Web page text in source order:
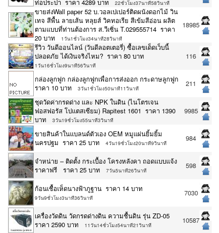
ท่อประปา ราคา 4289 บาท
22ชั่วโมง37นาที58วินาที
ขายส่งWall paper 52 บ.วอลเปเปอร์ติดผนังดอกไม้ วิน
เทจ สีพื้น ลายเส้น หลุยส์ วิคทอเรีย สีเข้มสีอ่อน ผลิต
ตามแบบที่ท่านต้องการ ส.วีเซิ่น T.029555714 ราคา
20 บาท
1วัน1ชั่วโมง34นาที28วินาที
18985
รีวิว วันดีออนไลน์ (วันดีลอตเตอรี่) ซื้อเลขเด็ดเว็บนี้
ปลอดภัย ได้เงินจริงไหม? ราคา 80 บาท
1วัน16ชั่วโมง9นาที56วินาที
116
กล่องลูกฟูก กล่องลูกฟูกเพื่อการส่งออก กระดาษลูกฟูก
ราคา 10 บาท
3วัน1ชั่วโมง50นาที11วินาที
211
ชุดวัดค่ากรดด่าง และ NPK ในดิน (ไนโตรเจน
ฟอสฟอรัส โปแตสเซียม) Rapitest 1601 ราคา 1390
บาท
3วัน19ชั่วโมง55นาที3วินาที
9985
ขายสินค้าในแบลนด์ตัวเอง OEM หมูแผ่นยิ้มยิ้ม
นครปฐม ราคา 25 บาท
4วัน19ชั่วโมง20นาที9วินาที
984
จำหน่าย – ติดตั้ง กระเบื้อง โครงหลังคา ถอดแบบแจ้ง
ราคาฟรี ราคา 25 บาท
7วัน5นาที26วินาที
598
ก้อนเชื้อเห็ดนางฟ้าภูฐาน ราคา 14 บาท
9วัน9ชั่วโมง3นาที36วินาที
7030
เครื่องวัดดิน วัดกรดด่างดิน ความชื้นดิน รุ่น ZD-05
ราคา 2590 บาท
11วัน14ชั่วโมง54นาที21วินาที
10587